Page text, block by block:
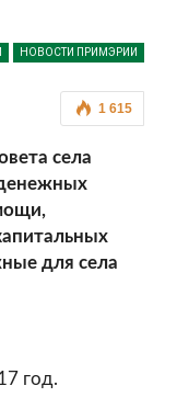
НОВОСТИ ПРИМЭРИИ
1 615
села
для села
год.